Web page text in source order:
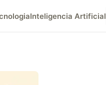
Inteligencia Artificial